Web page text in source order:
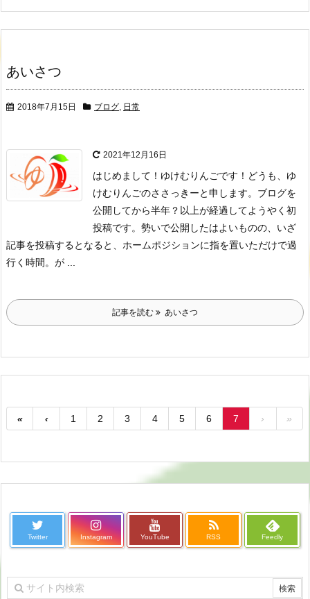
あいさつ
2018年7月15日 ブログ, 日常
2021年12月16日
はじめまして！ゆけむりんごです！どうも、ゆ
けむりんごのささっきーと申します。ブログを
公開してから半年？以上が経過してようやく初
投稿です。勢いで公開したはよいものの、いざ
記事を投稿するとなると、ホームポジションに指を置いただけで過
行く時間。が ...
記事を読む あいさつ
« ‹ 1 2 3 4 5 6 7 › »
Twitter Instagram YouTube RSS Feedly